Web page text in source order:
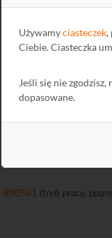
Używamyciasteczek,
Ciebie. Ciasteczka
Jeśli się nie
dopasowane.
R80581 (tryb pracy,